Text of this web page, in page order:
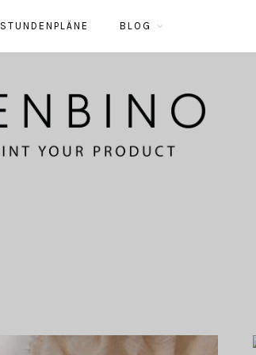
STUNDENPLÄNE BLOG